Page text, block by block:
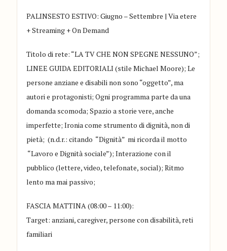
PALINSESTO ESTIVO: Giugno – Settembre | Via etere
+Streaming + On Demand
Titolo di rete: “LA TV CHE NON SPEGNE NESSUNO”;
LINEE GUIDA EDITORIALI (stile Michael Moore); Le
persone anziane e disabili non sono “oggetto”, ma
autori e protagonisti; Ogni programma parte da una
domanda scomoda; Spazio a storie vere, anche
imperfette; Ironia come strumento di dignità, non di
pietà; (n.d.r.: citando “Dignità” mi ricorda il motto
“Lavoro e Dignità sociale”); Interazione con il
pubblico (lettere, video, telefonate, social); Ritmo
lento ma mai passivo;
FASCIA MATTINA (08:00 – 11:00):
Target: anziani, caregiver, persone con disabilità, reti
familiari